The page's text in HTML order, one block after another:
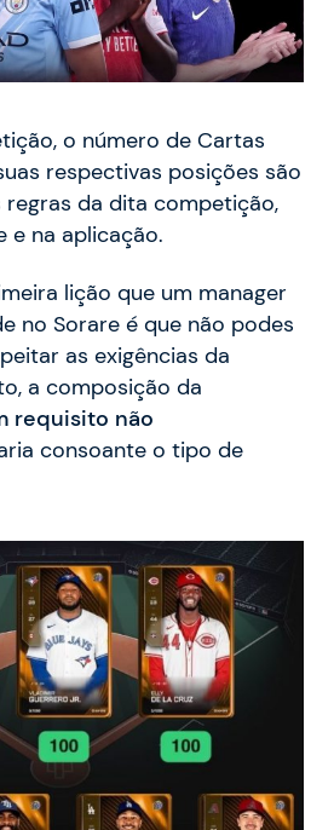
o número de Cartas
respectivas posições são
regras da dita competição,
e na aplicação.
lição que um manager
no Sorare é que não podes
as exigências da
a composição da
requisito não
consoante o tipo de